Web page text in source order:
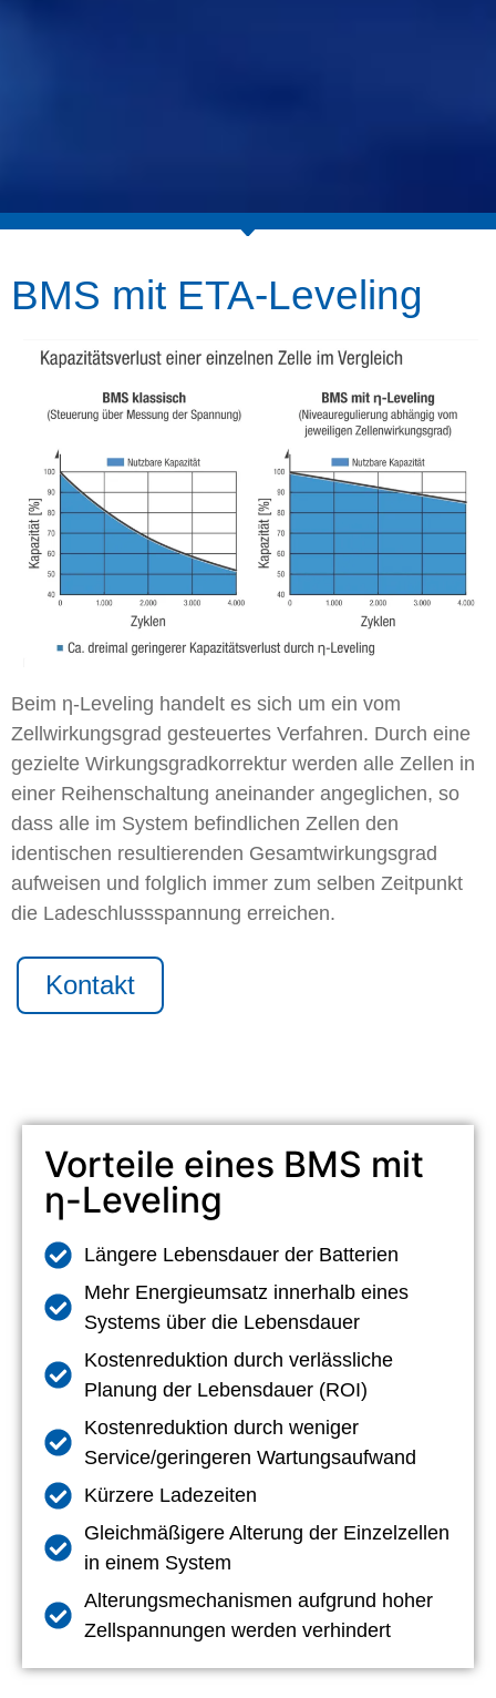
BMS mit ETA-Leveling
Beim η-Leveling handelt es sich um ein vom
Zellwirkungsgrad gesteuertes Verfahren. Durch eine
gezielte Wirkungsgradkorrektur werden alle Zellen in
einer Reihenschaltung aneinander angeglichen, so
dass alle im System befindlichen Zellen den
identischen resultierenden Gesamtwirkungsgrad
aufweisen und folglich immer zum selben Zeitpunkt
die Ladeschlussspannung erreichen.
Kontakt
Vorteile eines BMS mit
η-Leveling
Längere Lebensdauer der Batterien
Mehr Energieumsatz innerhalb eines
Systems über die Lebensdauer
Kostenreduktion durch verlässliche
Planung der Lebensdauer (ROI)
Kostenreduktion durch weniger
Service/geringeren Wartungsaufwand
Kürzere Ladezeiten
Gleichmäßigere Alterung der Einzelzellen
in einem System
Alterungsmechanismen aufgrund hoher
Zellspannungen werden verhindert